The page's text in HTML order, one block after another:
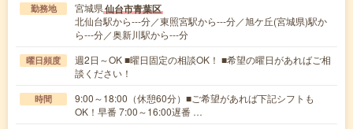
勤務地 宮城県仙台市青葉区
北仙台駅から---分／東照宮駅から---分／旭ケ丘(宮城県)駅か
ら---分／奥新川駅から---分
曜日頻度
週2日～OK ■曜日固定の相談OK！ ■希望の曜日があればご相
談ください！
時間
9:00～18:00（休憩60分）■ご希望があれば下記シフトも
OK！早番 7:00～16:00遅番 …